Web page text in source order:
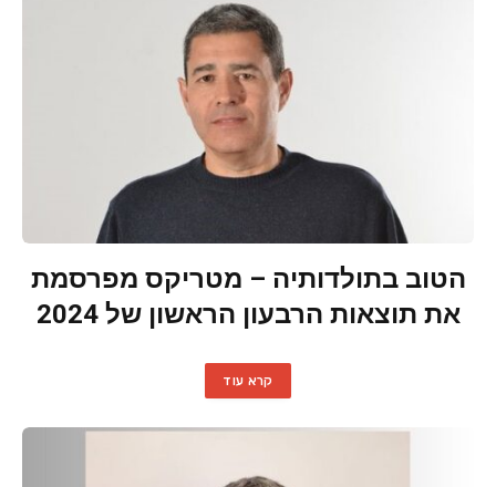
הטוב בתולדותיה – מטריקס מפרסמת
את תוצאות הרבעון הראשון של 2024
קרא עוד